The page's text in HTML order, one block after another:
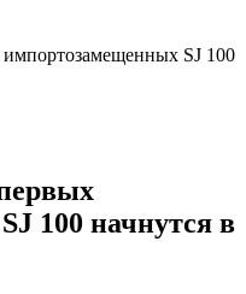
SJ 100
100 начнутся в